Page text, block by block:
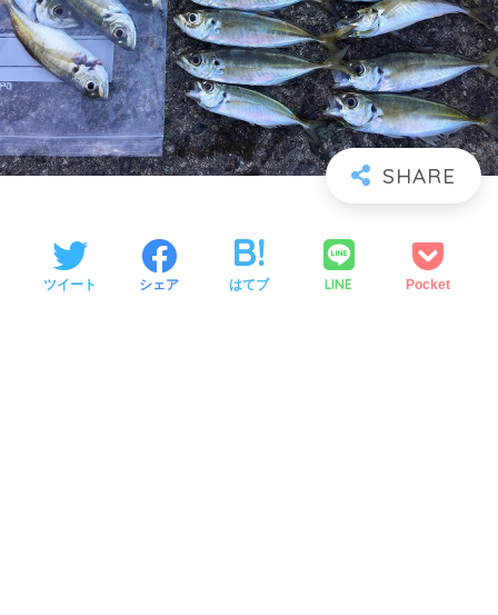
ツイート シェア はてブ LINE Pocket